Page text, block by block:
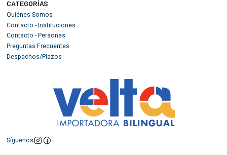
CATEGORÍAS
Quiénes Somos
Contacto - Instituciones
Contacto - Personas
Preguntas Frecuentes
Despachos/Plazos
Síguenos